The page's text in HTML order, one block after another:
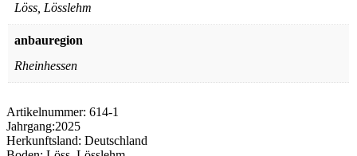
Löss, Lösslehm
anbauregion
Rheinhessen
Artikelnummer: 614-1
Jahrgang:2025
Herkunftsland: Deutschland